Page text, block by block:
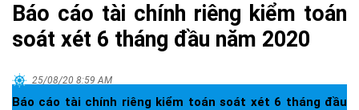
Báo cáo tài chính riêng kiểm toán
soát xét 6 tháng đầu năm 2020
25/08/20 8:59 AM
Báo cáo tài chính riêng kiểm toán soát xét 6 tháng đầu